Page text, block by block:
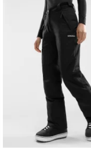
uit. Je hebt 30 dagen
te doen.
en snel een
Vanaf$9.95